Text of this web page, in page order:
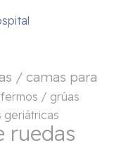
/ camas para
/ grúas
ruedas